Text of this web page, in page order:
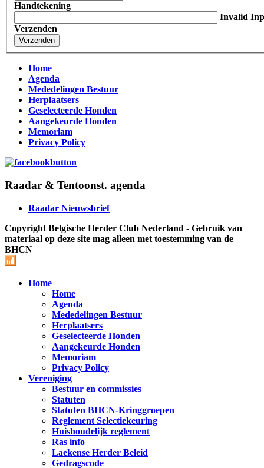
Handtekening
Invalid
Verzenden
Home
Agenda
Mededelingen Bestuur
Herplaatsers
Geselecteerde Honden
Aangekeurde Honden
Memoriam
Privacy Policy
Raadar & Tentoonst. agenda
Raadar Nieuwsbrief
Copyright Belgische Herder Club Nederland - Gebruik van
materiaal op deze site mag alleen met toestemming van de
BHCN
Home
Home
Agenda
Mededelingen Bestuur
Herplaatsers
Geselecteerde Honden
Aangekeurde Honden
Memoriam
Privacy Policy
Vereniging
Bestuur en commissies
Statuten
Statuten BHCN-Kringgroepen
Reglement Selectiekeuring
Huishoudelijk reglement
Ras info
Laekense Herder Beleid
Gedragscode